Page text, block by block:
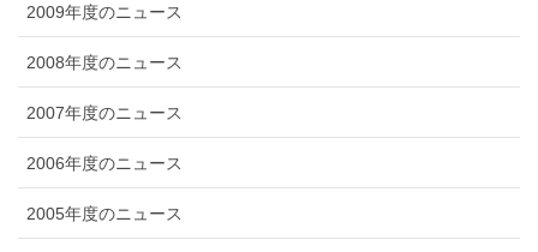
2009年度のニュース
2008年度のニュース
2007年度のニュース
2006年度のニュース
2005年度のニュース